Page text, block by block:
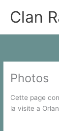
Clan
Photos
Cette page
la visite a